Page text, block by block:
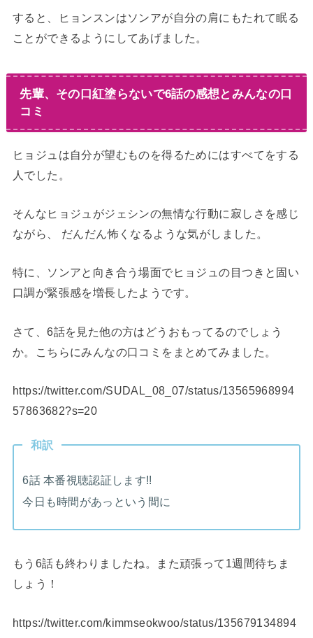
すると、ヒョンスンはソンアが自分の肩にもたれて眠る
ことができるようにしてあげました。
先輩、その口紅塗らないで6話の感想とみんなの口
コミ
ヒョジュは自分が望むものを得るためにはすべてをする
人でした。
そんなヒョジュがジェシンの無情な行動に寂しさを感じ
ながら、 だんだん怖くなるような気がしました。
特に、ソンアと向き合う場面でヒョジュの目つきと固い
口調が緊張感を増長したようです。
さて、6話を見た他の方はどうおもってるのでしょう
か。こちらにみんなの口コミをまとめてみました。
https://twitter.com/SUDAL_08_07/status/13565968994
57863682?s=20
和訳
6話 本番視聴認証します!!
今日も時間があっという間に
もう6話も終わりましたね。また頑張って1週間待ちま
しょう！
https://twitter.com/kimmseokwoo/status/135679134894